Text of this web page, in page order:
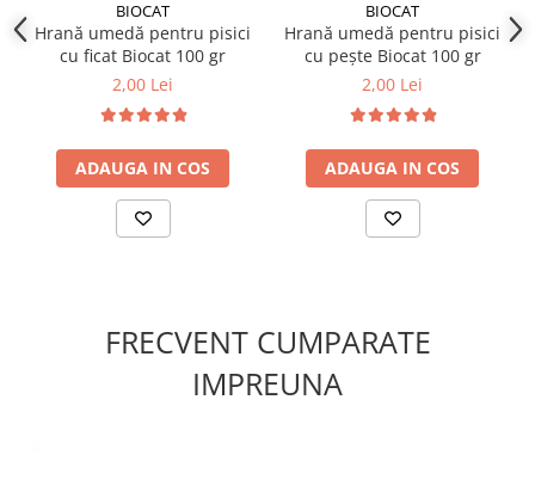
BIOCAT
Hrană umedă pentru pisici
cu ficat Biocat 100 gr
2,00 Lei
ADAUGA IN COS
BIOCAT
Hrană umedă pentru pisici
cu pește Biocat 100 gr
2,00 Lei
ADAUGA IN COS
FRECVENT CUMPARATE
IMPREUNA